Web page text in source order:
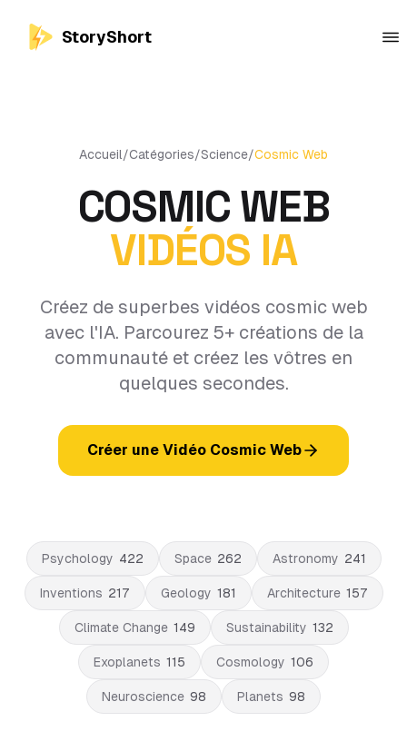
StoryShort
Accueil/Catégories/Science/Cosmic Web
COSMIC WEB
VIDÉOS IA
Créez de superbes vidéos cosmic web
avec l'IA. Parcourez 5+ créations de la
communauté et créez les vôtres en
quelques secondes.
Créer une Vidéo Cosmic Web
Psychology 422 Space 262 Astronomy 241
Inventions 217 Geology 181 Architecture 157
Climate Change 149 Sustainability 132
Exoplanets 115 Cosmology 106
Neuroscience 98 Planets 98